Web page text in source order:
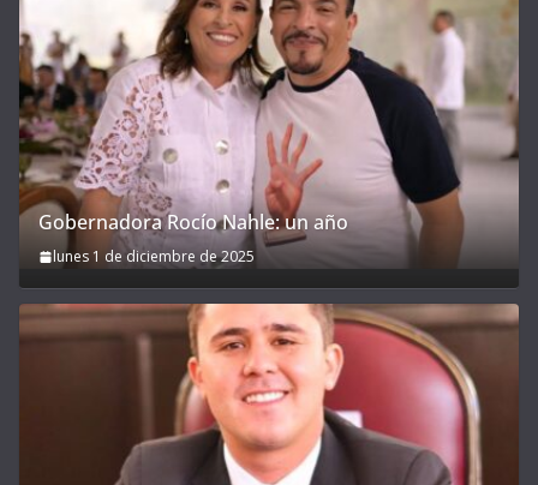
Gobernadora Rocío Nahle: un año
lunes 1 de diciembre de 2025